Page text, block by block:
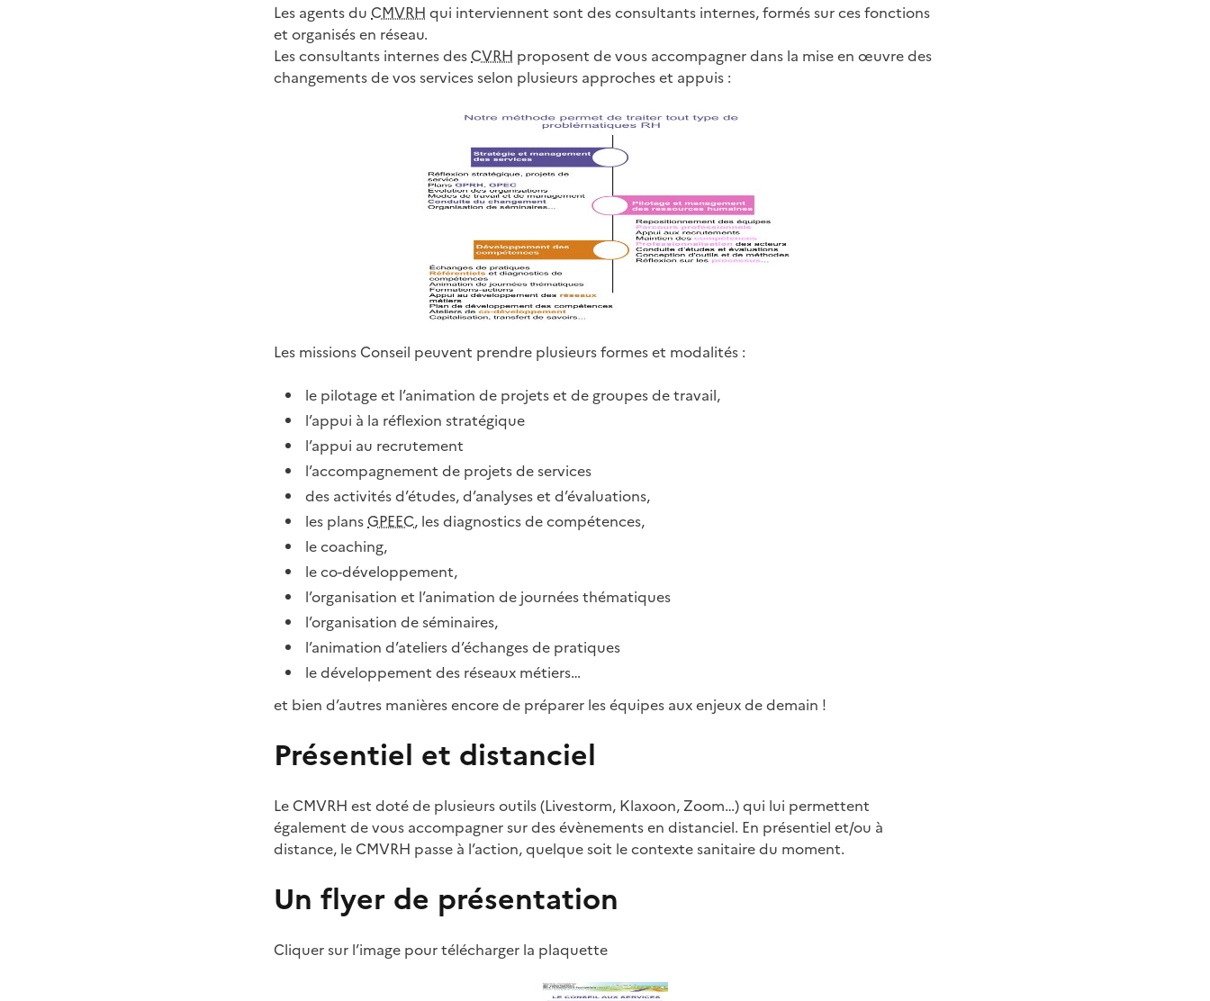
Les agents du CMVRH qui interviennent sont des consultants internes, formés sur ces fonctions
et organisés en réseau.
Les consultants internes des CVRH proposent de vous accompagner dans la mise en œuvre des
changements de vos services selon plusieurs approches et appuis :
Les missions Conseil peuvent prendre plusieurs formes et modalités :
le pilotage et l’animation de projets et de groupes de travail,
l’appui à la réflexion stratégique
l’appui au recrutement
l’accompagnement de projets de services
des activités d’études, d’analyses et d’évaluations,
les plansGPEEC, les diagnostics de compétences,
le coaching,
le co-développement,
l’organisation et l’animation de journées thématiques
l’organisation de séminaires,
l’animation d’ateliers d’échanges de pratiques
le développement des réseaux métiers…
et bien d’autres manières encore de préparer les équipes aux enjeux de demain !
Présentiel et distanciel
Le CMVRH est doté de plusieurs outils (Livestorm, Klaxoon, Zoom…) qui lui permettent
également de vous accompagner sur des évènements en distanciel. En présentiel et/ou à
distance, le CMVRH passe à l’action, quelque soit le contexte sanitaire du moment.
Un flyer de présentation
Cliquer sur l’image pour télécharger la plaquette